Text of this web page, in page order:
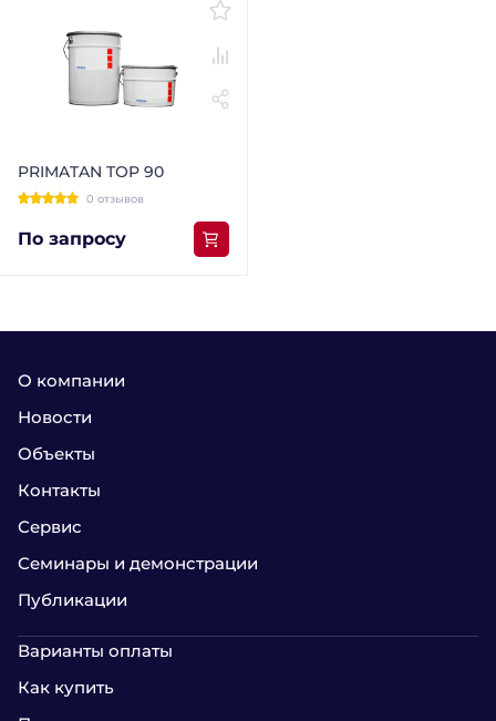
PRIMATAN TOP 90
0 отзывов
По запросу
О компании
Новости
Объекты
Контакты
Сервис
Семинары и демонстрации
Публикации
Варианты оплаты
Как купить